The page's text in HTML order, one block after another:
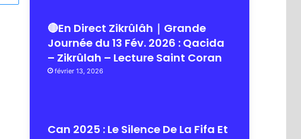
🔴En Direct Zikrûlâh｜Grande
Journée du 13 Fév. 2026 : Qacida
– Zikrûlah – Lecture Saint Coran
février 13, 2026
Can 2025 : Le Silence De La Fifa Et